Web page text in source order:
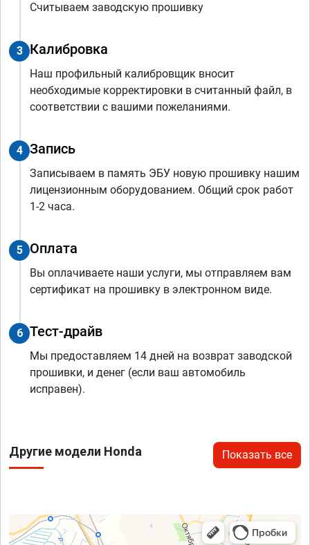
Считываем заводскую прошивку
3 Калибровка
Наш профильный калибровщик вносит
необходимые корректировки в считанный файл, в
соответствии с вашими пожеланиями.
4 Запись
Записываем в память ЭБУ новую прошивку нашим
лицензионным оборудованием. Общий срок работ
1-2 часа.
5 Оплата
Вы оплачиваете наши услуги, мы отправляем вам
сертификат на прошивку в электронном виде.
6 Тест-драйв
Мы предоставляем 14 дней на возврат заводской
прошивки, и денег (если ваш автомобиль
исправен).
Другие модели Honda Показать все